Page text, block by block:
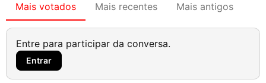
Mais votados Mais recentes Mais antigos
Entre para participar da conversa.
Entrar